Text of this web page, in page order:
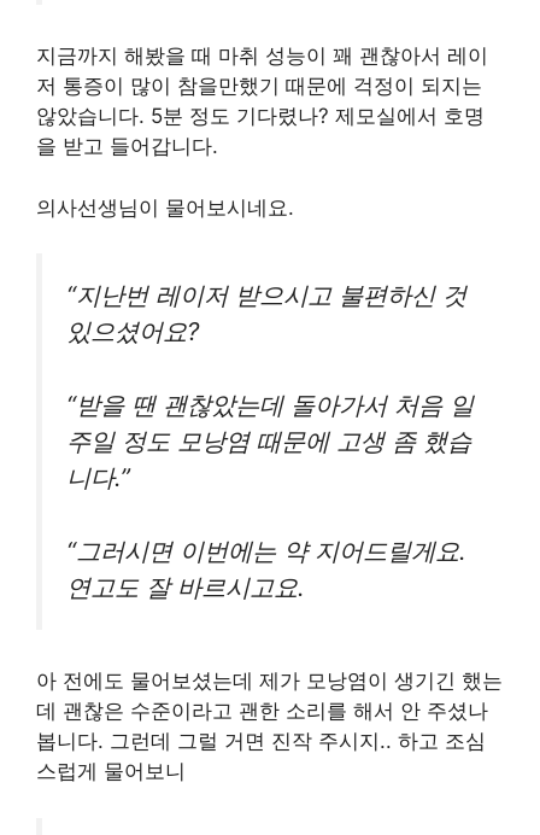
지금까지 해봤을 때 마취 성능이 꽤 괜찮아서 레이
저 통증이 많이 참을만했기 때문에 걱정이 되지는
않았습니다. 5분 정도 기다렸나? 제모실에서 호명
을 받고 들어갑니다.
의사선생님이 물어보시네요.
“지난번 레이저 받으시고 불편하신 것
있으셨어요?
“받을 땐 괜찮았는데 돌아가서 처음 일
주일 정도 모낭염 때문에 고생 좀 했습
니다.”
“그러시면 이번에는 약 지어드릴게요.
연고도 잘 바르시고요.
아 전에도 물어보셨는데 제가 모낭염이 생기긴 했는
데 괜찮은 수준이라고 괜한 소리를 해서 안 주셨나
봅니다. 그런데 그럴 거면 진작 주시지.. 하고 조심
스럽게 물어보니